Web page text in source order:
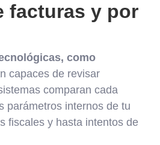
facturas y por
como
capaces de revisar
comparan cada
parámetros internos de tu
fiscales y hasta intentos de